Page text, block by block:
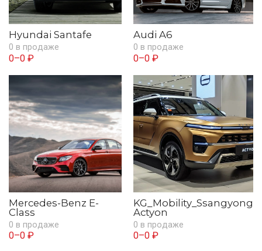
Hyundai Santafe
0 в продаже
0–0 ₽
Audi A6
0 в продаже
0–0 ₽
Mercedes-Benz E-
Class
0 в продаже
0–0 ₽
KG_Mobility_Ssangyong
Actyon
0 в продаже
0–0 ₽